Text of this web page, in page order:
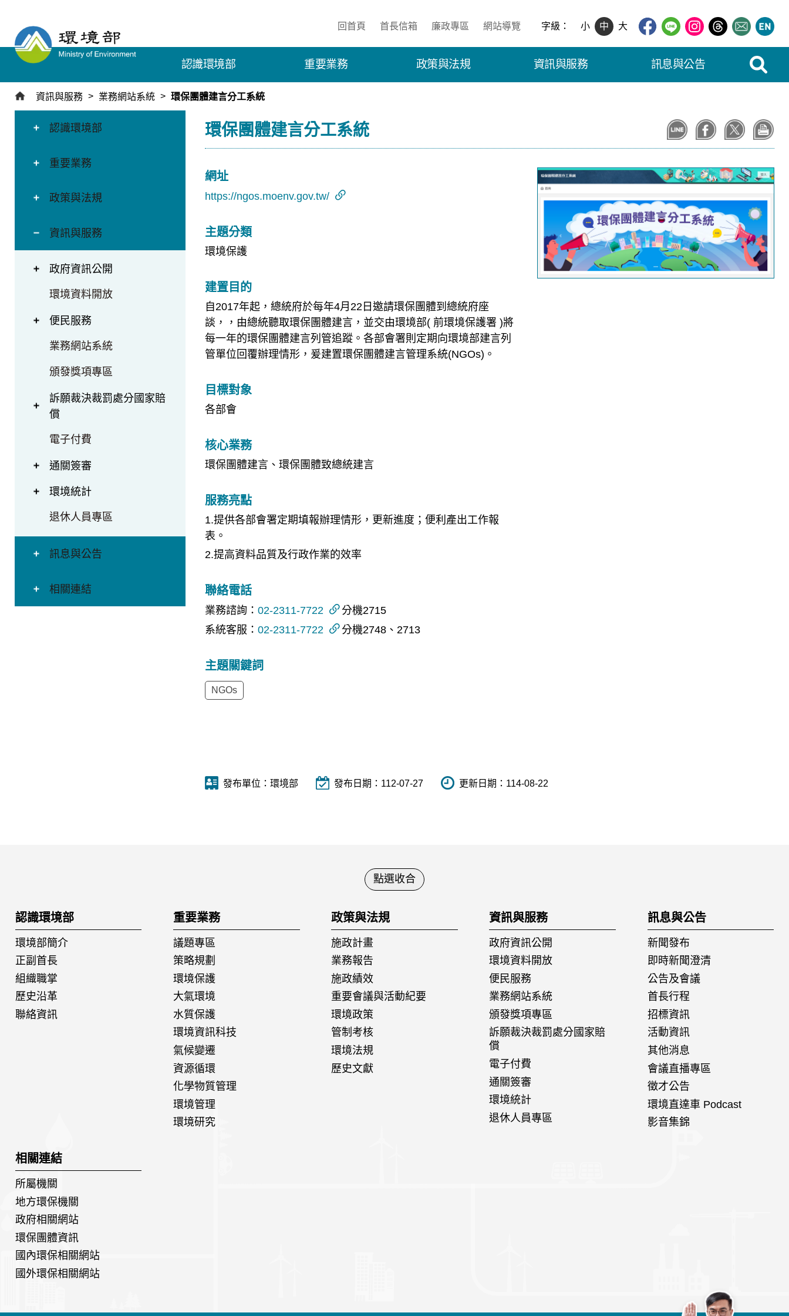
容
回首頁 首長信箱 廉政專區 網站導覽 字級： 小 中 大
認識環境部 重要業務 政策與法規 資訊與服務 訊息與公告
展開搜尋
資訊與服務 業務網站系統 環保團體建言分工系統
認識環境部
重要業務
政策與法規
資訊與服務
政府資訊公開
環境資料開放
便民服務
業務網站系統
頒發獎項專區
訴願裁決裁罰處分國家賠
償
電子付費
通關簽審
環境統計
退休人員專區
訊息與公告
相關連結
環保團體建言分工系統
網址
https://ngos.moenv.gov.tw/
主題分類
環境保護
建置目的
自2017年起，總統府於每年4月22日邀請環保團體到總統府座
談，，由總統聽取環保團體建言，並交由環境部( 前環境保護署 )將
每一年的環保團體建言列管追蹤。各部會署則定期向環境部建言列
管單位回覆辦理情形，爰建置環保團體建言管理系統(NGOs)。
目標對象
各部會
核心業務
環保團體建言、環保團體致總統建言
服務亮點
1.提供各部會署定期填報辦理情形，更新進度；便利產出工作報
表。
2.提高資料品質及行政作業的效率
聯絡電話
業務諮詢： 02-2311-7722
分機2715
系統客服： 02-2311-7722 分機2748、2713
主題關鍵詞
NGOs
發布單位： 環境部 發布日期： 112-07-27 更新日期： 114-08-22
點選收合
認識環境部
環境部簡介
正副首長
組織職掌
歷史沿革
聯絡資訊
重要業務
議題專區
策略規劃
環境保護
大氣環境
水質保護
環境資訊科技
氣候變遷
資源循環
化學物質管理
環境管理
環境研究
政策與法規
施政計畫
業務報告
施政績效
重要會議與活動紀要
環境政策
管制考核
環境法規
歷史文獻
資訊與服務
政府資訊公開
環境資料開放
便民服務
業務網站系統
頒發獎項專區
訴願裁決裁罰處分國家賠
償
電子付費
通關簽審
環境統計
退休人員專區
訊息與公告
新聞發布
即時新聞澄清
公告及會議
首長行程
招標資訊
活動資訊
其他消息
會議直播專區
徵才公告
環境直達車 Podcast
影音集錦
相關連結
所屬機關
地方環保機關
政府相關網站
環保團體資訊
國內環保相關網站
國外環保相關網站